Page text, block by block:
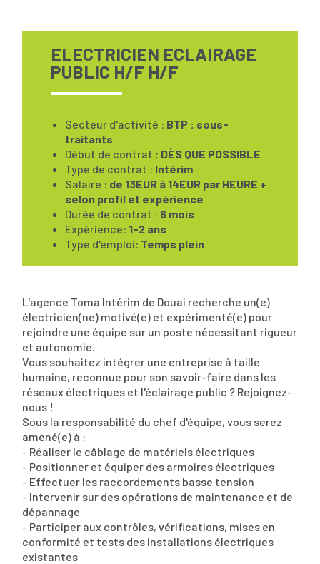
ELECTRICIEN ECLAIRAGE
PUBLIC H/F H/F
Secteur d'activité : BTP : sous-
traitants
Début de contrat : DÈS QUE POSSIBLE
Type de contrat : Intérim
Salaire : de 13EUR à 14EUR par HEURE +
selon profil et expérience
Durée de contrat : 6 mois
Expérience: 1-2 ans
Type d'emploi: Temps plein
L'agence Toma Intérim de Douai recherche un(e)
électricien(ne) motivé(e) et expérimenté(e) pour
rejoindre une équipe sur un poste nécessitant rigueur
et autonomie.
Vous souhaitez intégrer une entreprise à taille
humaine, reconnue pour son savoir-faire dans les
réseaux électriques et l'éclairage public ? Rejoignez-
nous !
Sous la responsabilité du chef d'équipe, vous serez
amené(e) à :
- Réaliser le câblage de matériels électriques
- Positionner et équiper des armoires électriques
- Effectuer les raccordements basse tension
- Intervenir sur des opérations de maintenance et de
dépannage
- Participer aux contrôles, vérifications, mises en
conformité et tests des installations électriques
existantes